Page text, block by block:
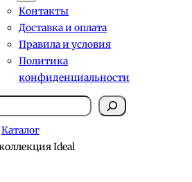
Контакты
Доставка и оплата
Правила и условия
Политика
конфиденциальности
Каталог
Ideal